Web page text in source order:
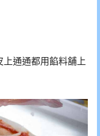
通通都用餡料舖上